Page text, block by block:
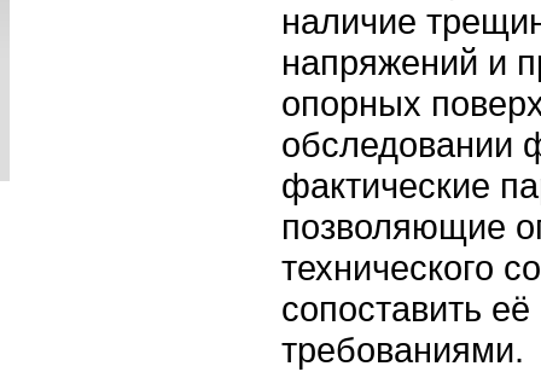
наличие
напряжений и
опорных
обследовании
фактические
позволяющие
технического
сопоставить
требованиями.